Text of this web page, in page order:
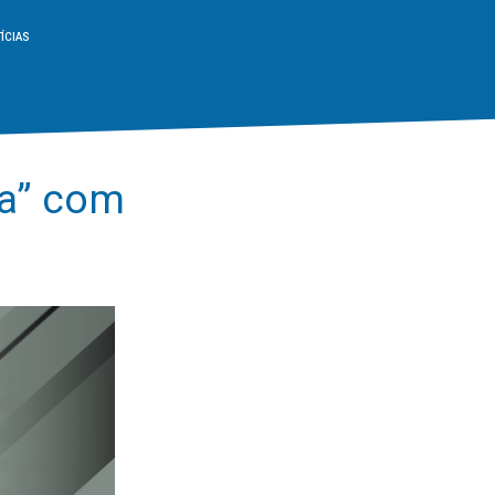
com